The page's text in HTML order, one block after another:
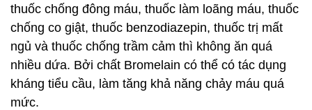
thuốc chống đông máu, thuốc làm loãng máu, thuốc
chống co giật, thuốc benzodiazepin, thuốc trị mất
ngủ và thuốc chống trầm cảm thì không ăn quá
nhiều dứa. Bởi chất Bromelain có thể có tác dụng
kháng tiểu cầu, làm tăng khả năng chảy máu quá
mức.